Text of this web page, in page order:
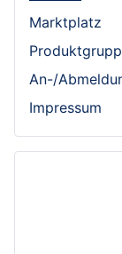
Marktplatz
An-/
Impressum